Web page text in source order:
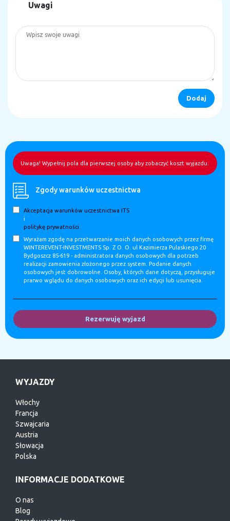
Uwagi
Uwaga! Wypełnij pola dla pierwszej osoby aby zobaczyć koszt wyjazdu.
Zgody warunków uczestnictwa
Akceptacja warunków uczestnictwa ITS
i
politykę prywatności.
Wyrażam zgodę na przetwarzanie moich danych osobowych przez firmę
WINTEREVENT-INVESTMENTS Sp. Z O. O. ul Kazimierza Pulaskiego 20
Bydgoszcz 85-619 - administratora danych osobowych dla potrzeb
realizacji zamowienia złożonego przez system. Podanie danych
osobowych jest dobrowolne. Osoby, których dane dotyczą, przysługuje
prarwo wglądu do danych osobowych oraz ich edycji lub usunięcia.
Rezerwuję wyjazd
WYJAZDY
Włochy
Francja
Szwajcaria
Austria
Słowacja
Polska
INFORMACJE DODATKOWE
O nas
Blog